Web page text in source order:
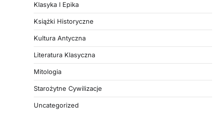
Klasyka I Epika
Książki Historyczne
Kultura Antyczna
Literatura Klasyczna
Mitologia
Starożytne Cywilizacje
Uncategorized